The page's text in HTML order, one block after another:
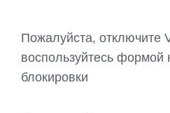
Пожалуйста, отключите
воспользуйтесь формой
блокировки